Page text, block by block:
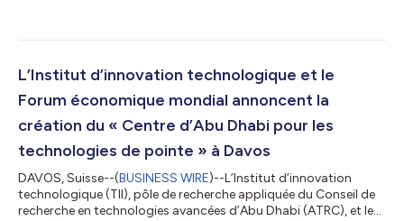
pression accrue pour prendre des décisions plus rapides et
transformer des données fragmentées de multiples sources
L’Institut d’innovation technologique et le
Forum économique mondial annoncent la
création du « Centre d’Abu Dhabi pour les
technologies de pointe » à Davos
DAVOS, Suisse--(BUSINESS WIRE)--L’Institut d’innovation
technologique (TII), pôle de recherche appliquée du Conseil de
recherche en technologies avancées d’Abu Dhabi (ATRC), et le